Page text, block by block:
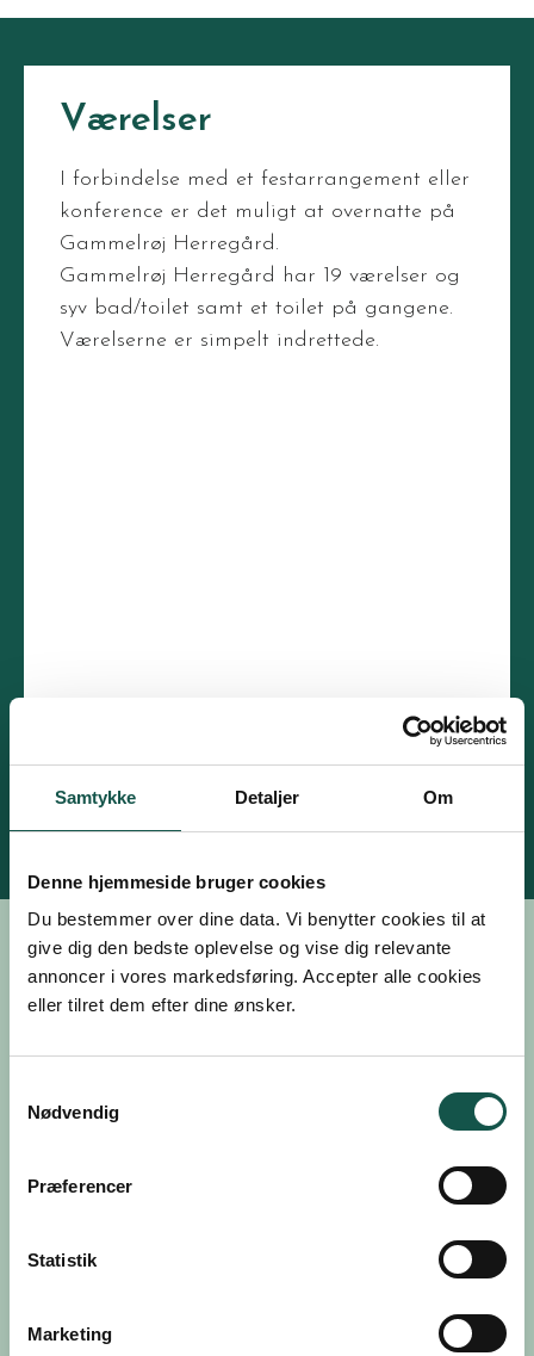
Samtykke Detaljer Om
Denne hjemmeside bruger cookies
Du bestemmer over dine data. Vi benytter cookies til at
give dig den bedste oplevelse og vise dig relevante
annoncer i vores markedsføring. Accepter alle cookies
eller tilret dem efter dine ønsker.
Nødvendig
Præferencer
Statistik
Marketing
Værelser
I forbindelse med et festarrangement eller
konference er det muligt at overnatte på
Gammelrøj Herregård.
Gammelrøj Herregård har 19 værelser og
syv bad/toilet samt et toilet på gangene.
Værelserne er simpelt indrettede.
Kontakt os